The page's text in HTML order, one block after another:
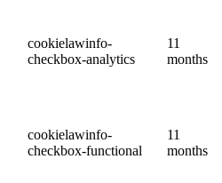
cookielawinfo-
checkbox-analytics
11
months
cookielawinfo-
checkbox-functional
11
months